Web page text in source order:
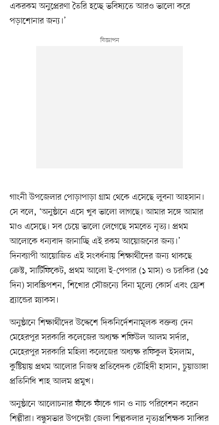
একরকম অনুপ্রেরণা তৈরি হচ্ছে ভবিষ্যতে আরও ভালো করে
পড়াশোনার জন্য।’
গাংনী উপজেলার পোড়াপাড়া গ্রাম থেকে এসেছে লুবনা আহসান।
সে বলে, ‘অনুষ্ঠানে এসে খুব ভালো লাগছে। আমার সঙ্গে আমার
মাও এসেছে। সব চেয়ে ভালো লেগেছে সমবেত নৃত্য। প্রথম
আলোকে ধন্যবাদ জানাচ্ছি এই রকম আয়োজনের জন্য।’
দিনব্যাপী আয়োজিত এই সংবর্ধনায় শিক্ষার্থীদের জন্য থাকছে
ক্রেস্ট, সার্টিফিকেট, প্রথম আলো ই-পেপার (১ মাস) ও চরকির (১৫
দিন) সাবস্ক্রিপশন, শিখোর সৌজন্যে বিনা মূল্যে কোর্স এবং ফ্রেশ
ব্র্যান্ডের স্ন্যাকস।
অনুষ্ঠানে শিক্ষার্থীদের উদ্দেশে দিকনির্দেশনামূলক বক্তব্য দেন
মেহেরপুর সরকারি কলেজের অধ্যক্ষ শফিউল আলম সর্দার,
মেহেরপুর সরকারি মহিলা কলেজের অধ্যক্ষ রফিকুল ইসলাম,
কুষ্টিয়ায় প্রথম আলোর নিজস্ব প্রতিবেদক তৌহিদী হাসান, চুয়াডাঙ্গা
প্রতিনিধি শাহ আলম প্রমুখ।
অনুষ্ঠানে আলোচনার ফাঁকে ফাঁকে গান ও নাচ পরিবেশন করেন
শিল্পীরা। বন্ধুসভার উপদেষ্টা জেলা শিল্পকলার নৃত্যপ্রশিক্ষক সাব্বির